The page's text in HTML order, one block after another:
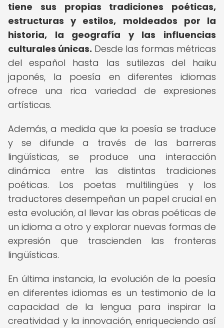
tiene sus propias tradiciones poéticas,
estructuras y estilos, moldeados por la
historia, la geografía y las influencias
culturales únicas. Desde las formas métricas
del español hasta las sutilezas del haiku
japonés, la poesía en diferentes idiomas
ofrece una rica variedad de expresiones
artísticas.
Además, a medida que la poesía se traduce
y se difunde a través de las barreras
lingüísticas, se produce una interacción
dinámica entre las distintas tradiciones
poéticas. Los poetas multilingües y los
traductores desempeñan un papel crucial en
esta evolución, al llevar las obras poéticas de
un idioma a otro y explorar nuevas formas de
expresión que trascienden las fronteras
lingüísticas.
En última instancia, la evolución de la poesía
en diferentes idiomas es un testimonio de la
capacidad de la lengua para inspirar la
creatividad y la innovación, enriqueciendo así